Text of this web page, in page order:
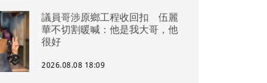
議員哥涉原鄉工程收回扣 伍麗
華不切割暖喊：他是我大哥，他
很好
2026.08.08 18:09